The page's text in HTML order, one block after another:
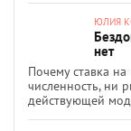
ЮЛИЯ
нет
Почему ставка
численность, ни
действующей